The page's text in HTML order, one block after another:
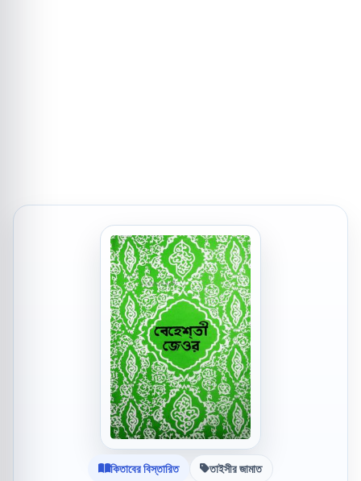
কিতাবের বিস্তারিত তাইসীর জামাত